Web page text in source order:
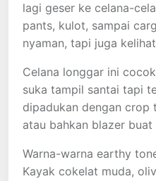
lagi geser ke celana-
pants, kulot, sampai
nyaman, tapi juga
Celana longgar ini
suka tampil santai tapi
dipadukan dengan crop
atau bahkan blazer buat
Warna-warna earthy
Kayak cokelat muda,